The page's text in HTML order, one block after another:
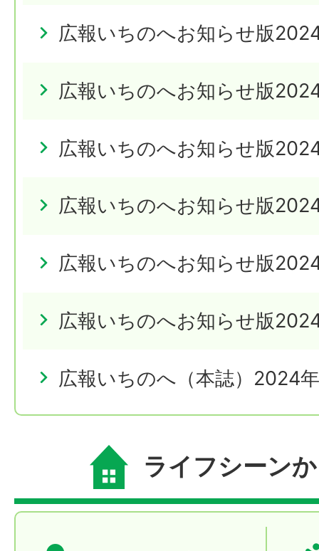
広報いちのへお知らせ版
広報いちのへお知らせ版
広報いちのへお知らせ版
広報いちのへお知らせ版
広報いちのへお知らせ版
広報いちのへお知らせ版
広報いちのへ（本誌）2024年
ライフシーン